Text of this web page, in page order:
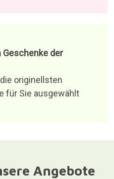
Geschenke der
originellsten
für Sie ausgewählt
Angebote